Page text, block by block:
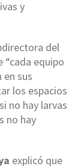
y
del
equipo
sus
los espacios
no hay larvas
no hay
explicó que